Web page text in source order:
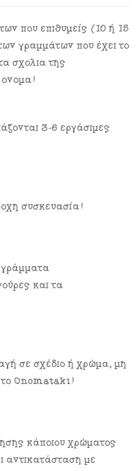
που επιθυμείς (10 ή 15
γραμμάτων που έχει το
σχόλια της
όνομα!
3-6 εργάσιμες
συσκευασία!
και τα
σε σχέδιο ή χρώμα, μη
το Onomataki!
κάποιου χρώματος
αντικατάσταση με